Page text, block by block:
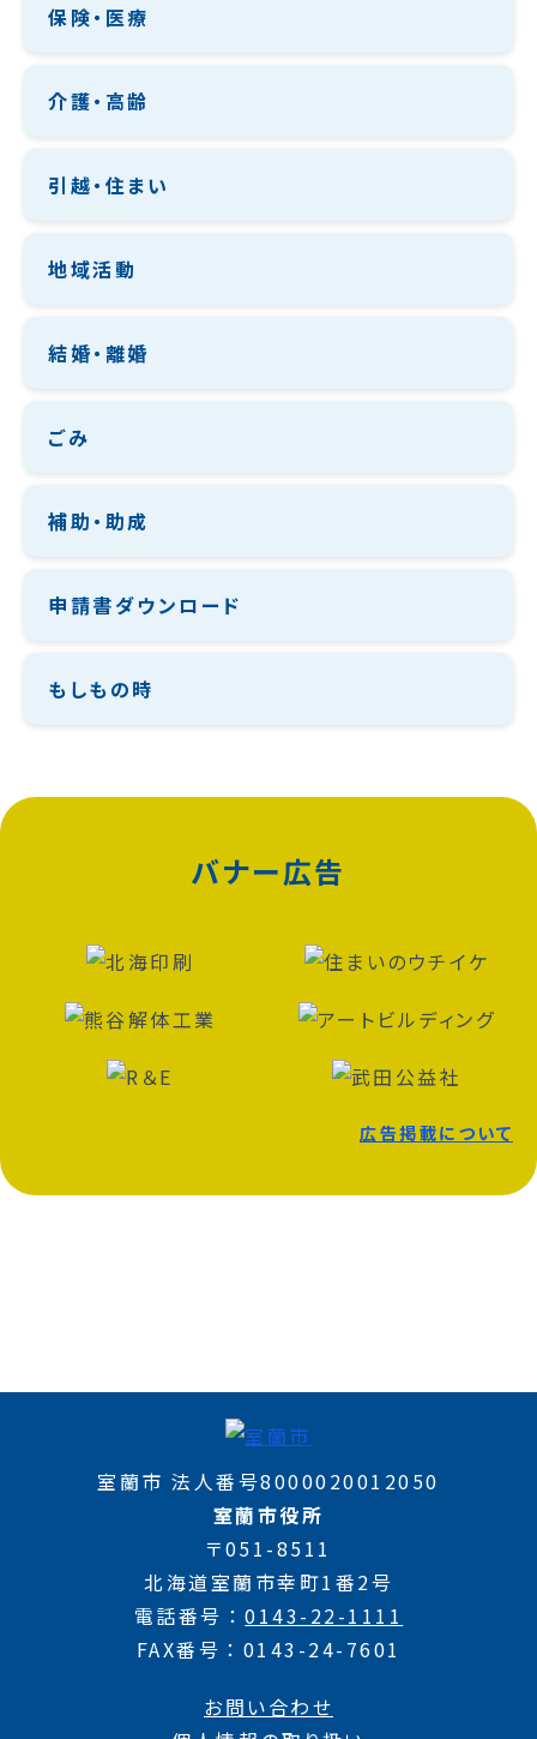
保険・医療
介護・高齢
引越・住まい
地域活動
結婚・離婚
ごみ
補助・助成
申請書ダウンロード
もしもの時
バナー広告
広告掲載について
室蘭市 法人番号8000020012050
室蘭市役所
〒051-8511
北海道室蘭市幸町1番2号
電話番号
0143-22-1111
FAX番号
0143-24-7601
お問い合わせ